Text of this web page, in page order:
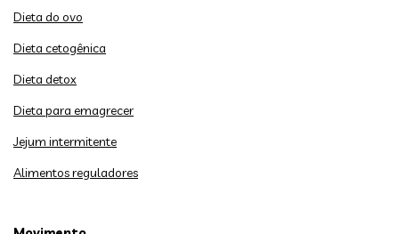
Dieta do ovo
Dieta cetogênica
Dieta detox
Dieta para emagrecer
Jejum intermitente
Alimentos reguladores